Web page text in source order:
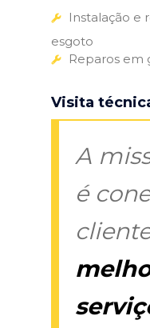
Instalação e
esgoto
Reparos em
Visita
A
é